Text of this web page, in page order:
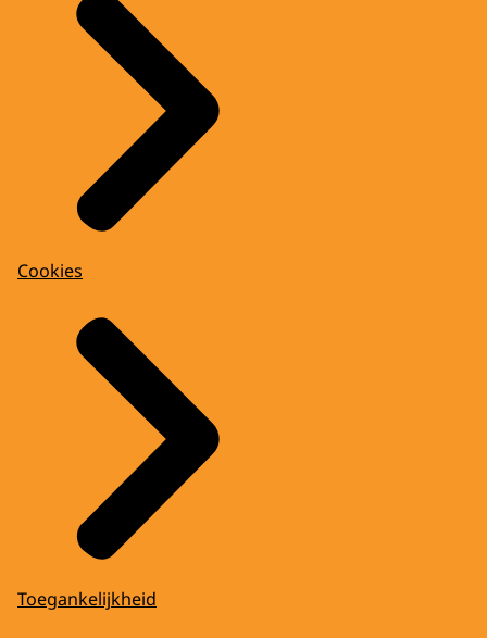
Cookies
Toegankelijkheid